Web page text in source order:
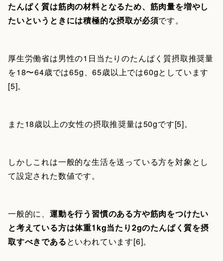
たんぱく質は筋肉の材料となるため、筋肉量を増やし
たいというときには積極的な摂取が必須です。
厚生労働省は男性の1日当たりのたんぱく質摂取推奨量
を18〜64歳では65g、65歳以上では60gとしています
[5]。
また18歳以上の女性の摂取推奨量は50gです[5]。
しかしこれは一般的な生活を送っている方を対象とし
て設定された数値です。
一般的に、 運動を行う習慣のある方や筋肉をつけたい
と考えている方は体重1kg当たり2gのたんぱく質を摂
取すべきであるといわれています[6]。